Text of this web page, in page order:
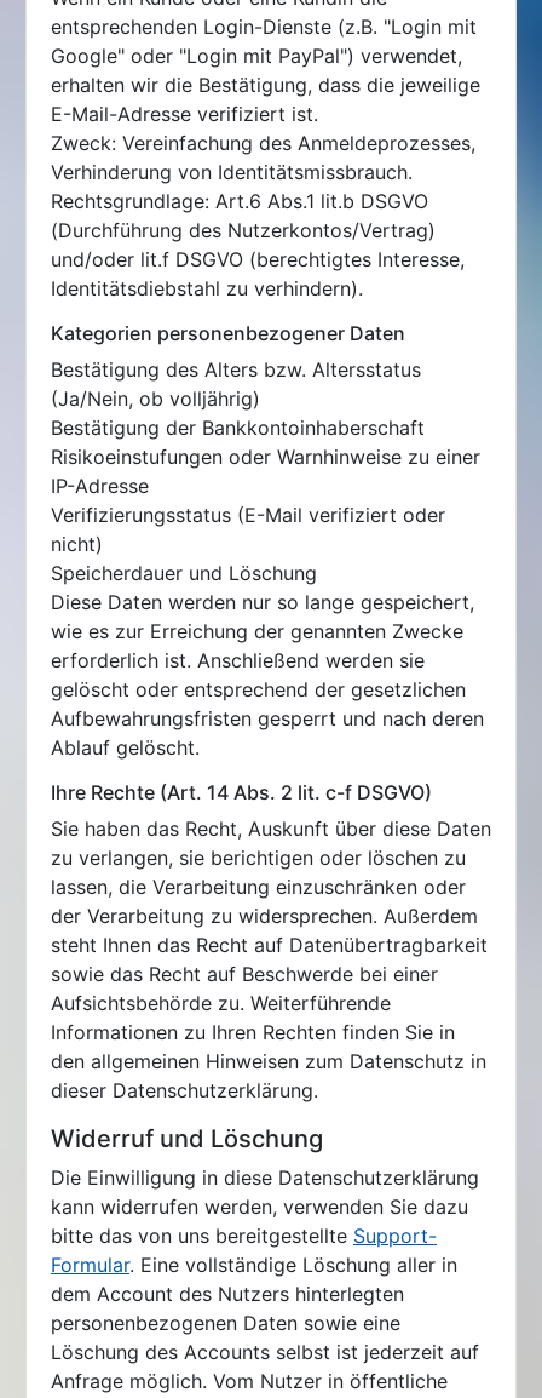
entsprechenden Login-Dienste (z.B. "Login mit
Google" oder "Login mit PayPal") verwendet,
erhalten wir die Bestätigung, dass die jeweilige
E-Mail-Adresse verifiziert ist.
Zweck: Vereinfachung des Anmeldeprozesses,
Verhinderung von Identitätsmissbrauch.
Rechtsgrundlage: Art.6 Abs.1 lit.b DSGVO
(Durchführung des Nutzerkontos/Vertrag)
und/oder lit.f DSGVO (berechtigtes Interesse,
Identitätsdiebstahl zu verhindern).
Kategorien personenbezogener Daten
Bestätigung des Alters bzw. Altersstatus
(Ja/Nein, ob volljährig)
Bestätigung der Bankkontoinhaberschaft
Risikoeinstufungen oder Warnhinweise zu einer
IP-Adresse
Verifizierungsstatus (E-Mail verifiziert oder
nicht)
Speicherdauer und Löschung
Diese Daten werden nur so lange gespeichert,
wie es zur Erreichung der genannten Zwecke
erforderlich ist. Anschließend werden sie
gelöscht oder entsprechend der gesetzlichen
Aufbewahrungsfristen gesperrt und nach deren
Ablauf gelöscht.
Ihre Rechte (Art. 14 Abs. 2 lit. c-f DSGVO)
Sie haben das Recht, Auskunft über diese Daten
zu verlangen, sie berichtigen oder löschen zu
lassen, die Verarbeitung einzuschränken oder
der Verarbeitung zu widersprechen. Außerdem
steht Ihnen das Recht auf Datenübertragbarkeit
sowie das Recht auf Beschwerde bei einer
Aufsichtsbehörde zu. Weiterführende
Informationen zu Ihren Rechten finden Sie in
den allgemeinen Hinweisen zum Datenschutz in
dieser Datenschutzerklärung.
Widerruf und Löschung
Die Einwilligung in diese Datenschutzerklärung
kann widerrufen werden, verwenden Sie dazu
bitte das von uns bereitgestellte Support-
Formular. Eine vollständige Löschung aller in
dem Account des Nutzers hinterlegten
personenbezogenen Daten sowie eine
Löschung des Accounts selbst ist jederzeit auf
Anfrage möglich. Vom Nutzer in öffentliche